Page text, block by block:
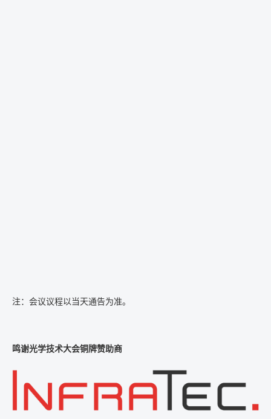
注：会议议程以当天通告为准。
鸣谢光学技术大会铜牌赞助商